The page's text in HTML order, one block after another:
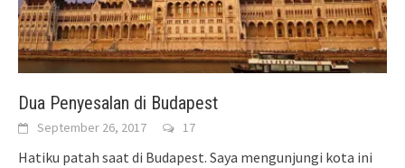
Dua Penyesalan di Budapest
September 26, 2017 17
Hatiku patah saat di Budapest. Saya mengunjungi kota ini